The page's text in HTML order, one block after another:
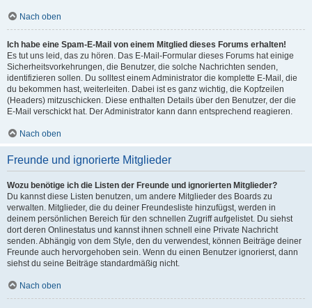
Nach oben
Ich habe eine Spam-E-Mail von einem Mitglied dieses Forums erhalten!
Es tut uns leid, das zu hören. Das E-Mail-Formular dieses Forums hat einige
Sicherheitsvorkehrungen, die Benutzer, die solche Nachrichten senden,
identifizieren sollen. Du solltest einem Administrator die komplette E-Mail, die
du bekommen hast, weiterleiten. Dabei ist es ganz wichtig, die Kopfzeilen
(Headers) mitzuschicken. Diese enthalten Details über den Benutzer, der die
E-Mail verschickt hat. Der Administrator kann dann entsprechend reagieren.
Nach oben
Freunde und ignorierte Mitglieder
Wozu benötige ich die Listen der Freunde und ignorierten Mitglieder?
Du kannst diese Listen benutzen, um andere Mitglieder des Boards zu
verwalten. Mitglieder, die du deiner Freundesliste hinzufügst, werden in
deinem persönlichen Bereich für den schnellen Zugriff aufgelistet. Du siehst
dort deren Onlinestatus und kannst ihnen schnell eine Private Nachricht
senden. Abhängig von dem Style, den du verwendest, können Beiträge deiner
Freunde auch hervorgehoben sein. Wenn du einen Benutzer ignorierst, dann
siehst du seine Beiträge standardmäßig nicht.
Nach oben